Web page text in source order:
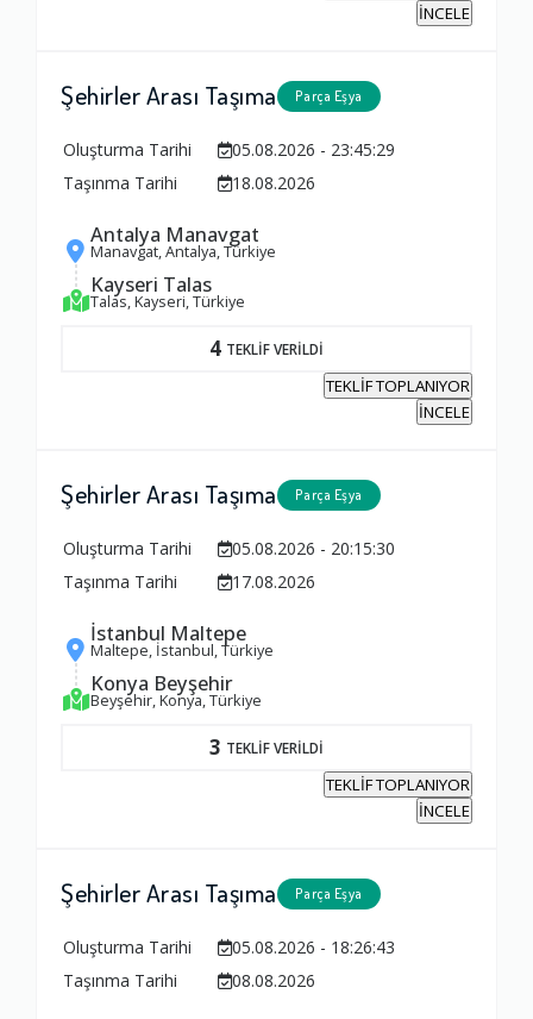
İNCELE
Şehirler Arası Taşıma Parça Eşya
Oluşturma Tarihi
05.08.2026 - 23:45:29
Taşınma Tarihi
18.08.2026
Antalya Manavgat
Manavgat, Antalya, Türkiye
Kayseri Talas
Talas, Kayseri, Türkiye
4 TEKLİF VERİLDİ
TEKLİF TOPLANIYOR
İNCELE
Şehirler Arası Taşıma Parça Eşya
Oluşturma Tarihi
05.08.2026 - 20:15:30
Taşınma Tarihi
17.08.2026
İstanbul Maltepe
Maltepe, İstanbul, Türkiye
Konya Beyşehir
Beyşehir, Konya, Türkiye
3 TEKLİF VERİLDİ
TEKLİF TOPLANIYOR
İNCELE
Şehirler Arası Taşıma Parça Eşya
Oluşturma Tarihi
05.08.2026 - 18:26:43
Taşınma Tarihi
08.08.2026